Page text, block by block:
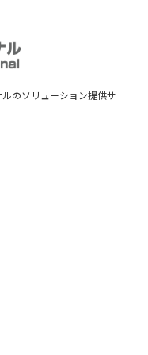
のソリューション提供サ